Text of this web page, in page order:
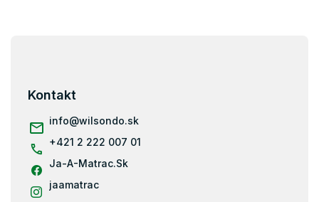
Kontakt
info@wilsondo.sk
+421 2 222 007 01
Ja-A-Matrac.Sk
jaamatrac